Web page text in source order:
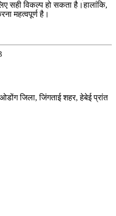
सही विकल्प हो सकता है।हालांकि,
महत्वपूर्ण है।
जिला, जिंगताई शहर, हेबेई प्रांत